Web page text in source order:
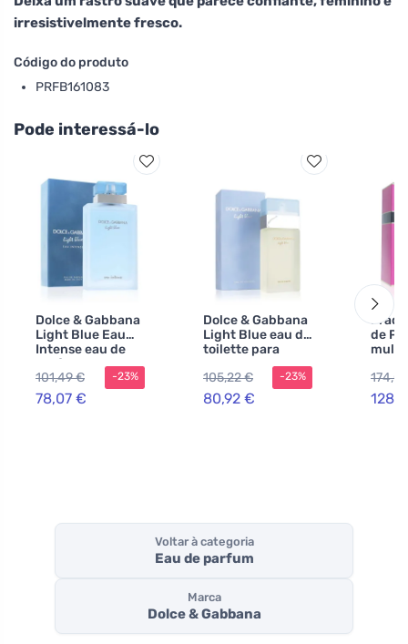
irresistivelmente fresco.
Código do produto
PRFB161083
Pode interessá-lo
Dolce & Gabbana
Light Blue Eau
Intense eau de
parfum para
mulheres 100 ml
101,49 €
78,07 €
-23%
Dolce & Gabbana
Light Blue eau de
toilette para
mulheres 200 ml
105,22 €
80,92 €
-23%
de
Voltar à categoria
Eau de parfum
Marca
Dolce & Gabbana